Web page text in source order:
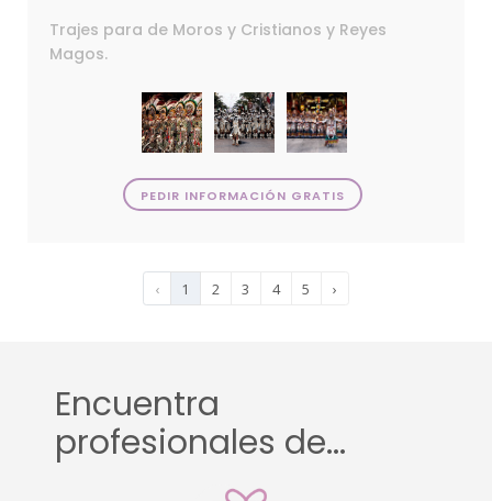
Trajes para de Moros y Cristianos y Reyes
Magos.
PEDIR INFORMACIÓN GRATIS
‹ 1 2 3 4 5 ›
Encuentra
profesionales de...